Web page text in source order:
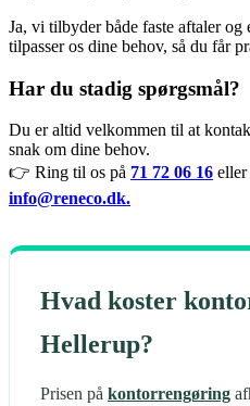
Ja, vi tilbyder både faste aftaler og
tilpasser os dine behov, så du får
Har du stadig spørgsmål?
Du er altid velkommen til at
snak om dine behov.
👉 Ring til os på 71 72 06 16 eller
info@reneco.dk.
Hvad koster
Hellerup?
Prisen på kontorrengøring